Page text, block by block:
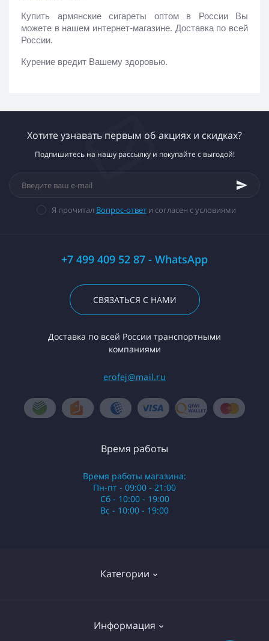
Купить армянские сигареты оптом в России Вы
можете в нашем интернет-магазине. Доставка по всей
России.
Курение вредит Вашему здоровью.
Хотите узнавать первым об акциях и скидках?
Подпишитесь на нашу рассылку и покупайте с выгодой!
Я прочитал Вопрос-ответи согласен с условиями
+7 499 409 52 87 - WhatsApp
СВЯЗАТЬСЯ С НАМИ
Доставка по всей России транспортными
компаниями
erofej@mail.ru
Категории
Информация
Время работы
Время работы магазина:
Пн-пт - 09:00 - 21:00
Сб - 10:00 - 19:00
Вс - 10:00 - 19:00